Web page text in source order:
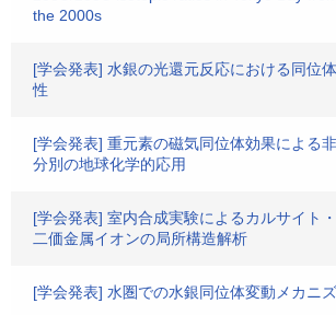
the 2000s
[学会発表] 水銀の光還元反応における同位
性
[学会発表] 重元素の磁気同位体効果による
分別の地球化学的応用
[学会発表] 室内合成実験によるカルサイト
二価金属イオンの局所構造解析
[学会発表] 水圏での水銀同位体変動メカニ